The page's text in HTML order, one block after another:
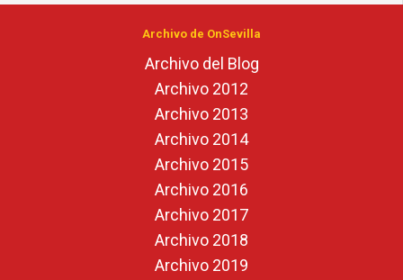
Archivo de OnSevilla
Archivo del Blog
Archivo 2012
Archivo 2013
Archivo 2014
Archivo 2015
Archivo 2016
Archivo 2017
Archivo 2018
Archivo 2019